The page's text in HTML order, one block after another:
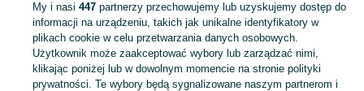
Mapa ministron
Popularne wyszukiwania
My i nasi 447partnerzy przechowujemy lub uzyskujemy dostęp do
informacji na urządzeniu, takich jak unikalne identyfikatory w
plikach cookie w celu przetwarzania danych osobowych.
Użytkownik może zaakceptować wybory lub zarządzać nimi,
klikając poniżej lub w dowolnym momencie na stronie polityki
prywatności. Te wybory będą sygnalizowane naszym partnerom i